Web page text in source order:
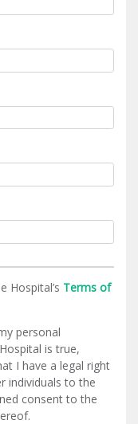
Hospital’s Terms of
personal
is true,
I have a legal right
individuals to the
consent to the